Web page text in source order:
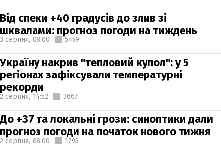
Від спеки +40 градусів до злив зі
шквалами: прогноз погоди на тиждень
3 серпня, 08:00 5459
Україну накрив "тепловий купол": у 5
регіонах зафіксували температурні
рекорди
2 серпня, 14:52 3667
До +37 та локальні грози: синоптики дали
прогноз погоди на початок нового тижня
2 серпня, 08:00 1793